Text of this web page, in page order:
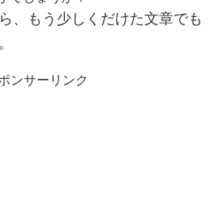
、もう少しくだけた文章でも
ンサーリンク